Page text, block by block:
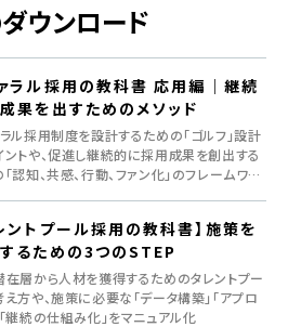
ウンロード
ラル採用の教科書 応用編｜継続
果を出すためのメソッド
ル採用制度を設計するための「ゴルフ」設計
ントや、促進し継続的に採用成果を創出する
認知、共感、行動、ファン化」のフレームワー
ントプール採用の教科書】施策を
るための3つのSTEP
在層から人材を獲得するためのタレントプー
方や、施策に必要な「データ構築」「アプロ
継続の仕組み化」をマニュアル化